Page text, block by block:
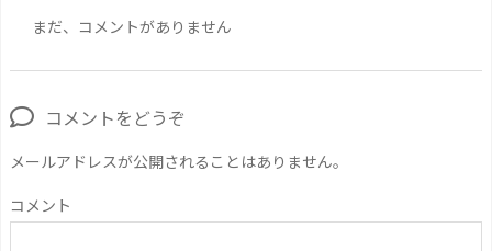
まだ、コメントがありません
コメントをどうぞ
メールアドレスが公開されることはありません。
コメント